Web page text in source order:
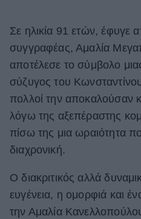
Cooking
Green
Αφιερώματα
ΒΟΞ
Χωρίς Ταμπέλες
Σε ηλικία 91 ετών, έφυγε
συγγραφέας, Αμαλία
αποτέλεσε το σύμβολο
σύζυγος του
πολλοί την αποκαλούσαν
λόγω της αξεπέραστης
πίσω της μια ωραιότητα
διαχρονική.
Ο διακριτικός αλλά
ευγένεια, η ομορφιά και
την Αμαλία